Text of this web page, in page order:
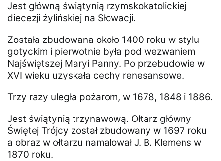
Jest główną świątynią rzymskokatolickiej
diecezji żylińskiej na Słowacji.
Została zbudowana około 1400 roku w stylu
gotyckim i pierwotnie była pod wezwaniem
Najświętszej Maryi Panny. Po przebudowie w
XVI wieku uzyskała cechy renesansowe.
Trzy razy uległa pożarom, w 1678, 1848 i 1886.
Jest świątynią trzynawową. Ołtarz główny
Świętej Trójcy został zbudowany w 1697 roku
a obraz w ołtarzu namalował J. B. Klemens w
1870 roku.